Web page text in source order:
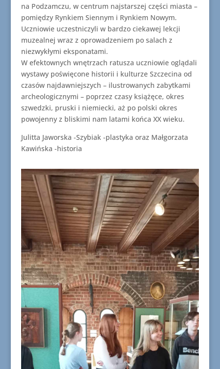
na Podzamczu, w centrum najstarszej części miasta –
pomiędzy Rynkiem Siennym i Rynkiem Nowym.
Uczniowie uczestniczyli w bardzo ciekawej lekcji
muzealnej wraz z oprowadzeniem po salach z
niezwykłymi eksponatami.
W efektownych wnętrzach ratusza uczniowie oglądali
wystawy poświęcone historii i kulturze Szczecina od
czasów najdawniejszych – ilustrowanych zabytkami
archeologicznymi – poprzez czasy książęce, okres
szwedzki, pruski i niemiecki, aż po polski okres
powojenny z bliskimi nam latami końca XX wieku.
Julitta Jaworska -Szybiak -plastyka oraz Małgorzata
Kawińska -historia